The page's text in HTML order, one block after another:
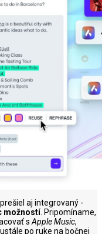
aj integrovaný -
možností. Pripomíname,
s Apple Music,
po ruke na bočnej